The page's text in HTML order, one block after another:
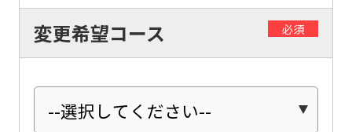
変更希望コース 必須
be
an